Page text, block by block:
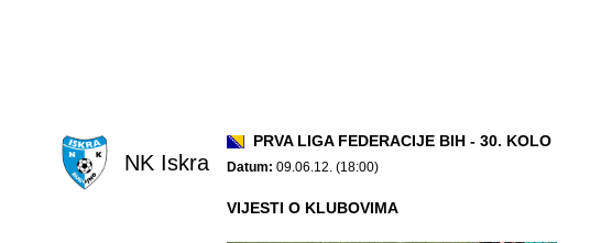
NK Iskra
PRVA LIGA FEDERACIJE BIH - 30. KOLO
Datum: 09.06.12. (18:00)
VIJESTI O KLUBOVIMA